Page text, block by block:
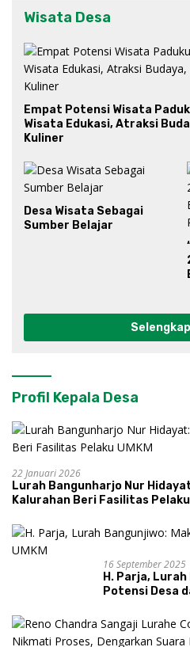
Wisata Desa
Empat Potensi Wisata
Wisata Edukasi, Atraksi
Kuliner
Desa Wisata Sebagai
Sumber Belajar
Profil Kepala Desa
22 Januari 2026
Lurah Bangunharjo Nur
Kalurahan Beri Fasilitas Pelaku
16 September 2025
H. Parja,
Potensi Desa